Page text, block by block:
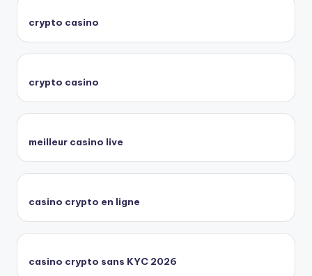
crypto casino
crypto casino
meilleur casino live
casino crypto en ligne
casino crypto sans KYC 2026